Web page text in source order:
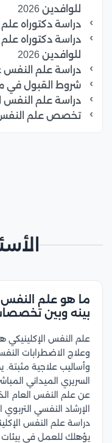
للوافدين 2026
دراسة دكتوراه علم
دراسة دكتوراه
للوافدين 2026
دراسة علم
شروط القبول في
دراسة علم النفس
تخصص علم
ما هو علم النفس
بينه وبين
علم النفس
وعلاج الاضطرابات
وأساليب علاجية مثبتة.
السريري الميداني
عن علم النفس العام
الإرشاد النفسي
دراسة علم النفس
يؤهلك للعمل في